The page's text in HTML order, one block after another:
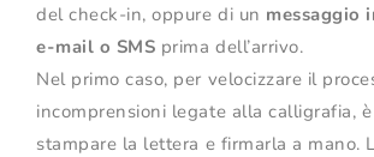
del check-in, oppure di un messaggio
e-mail o SMS prima dell’arrivo.
Nel primo caso, per velocizzare il
incomprensioni legate alla calligrafia,
stampare la lettera e firmarla a mano.